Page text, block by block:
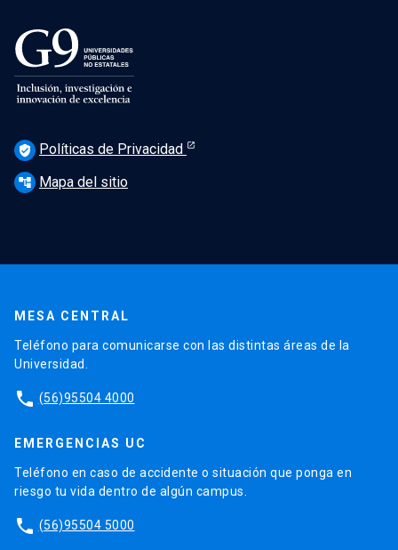
verified_user Políticas de Privacidad
account_tree Mapa del sitio
MESA CENTRAL
Teléfono para comunicarse con las distintas áreas de la
Universidad.
phone (56)95504 4000
EMERGENCIAS UC
Teléfono en caso de accidente o situación que ponga en
riesgo tu vida dentro de algún campus.
phone (56)95504 5000